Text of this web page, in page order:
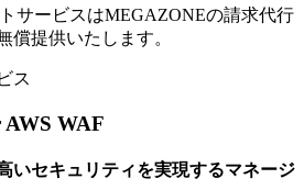
サービスはMEGAZONEの請求代行
償提供いたします。
WAF
いセキュリティを実現するマネージ